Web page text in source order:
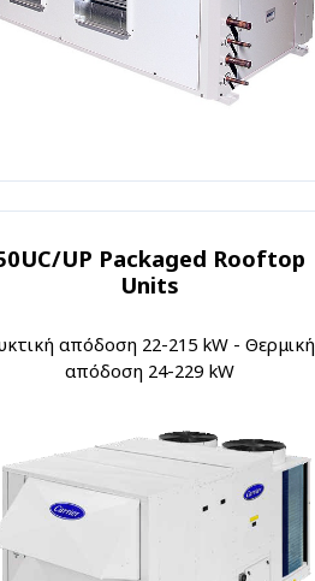
UP Packaged Rooftop
Units
απόδοση 22-215 kW - Θερμική
απόδοση 24-229 kW